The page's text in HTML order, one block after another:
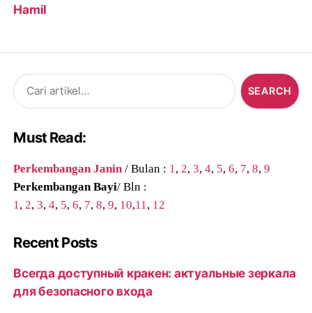
Hamil
Search
for:
Must Read:
Perkembangan Janin / Bulan : 1 , 2,3,4, 5,6, 7,8,9
Perkembangan Bayi/ Bln :
1 , 2,3,4, 5,6, 7,8,9, 10,11 , 12
Recent Posts
Всегда доступный кракен: актуальные зеркала
для безопасного входа